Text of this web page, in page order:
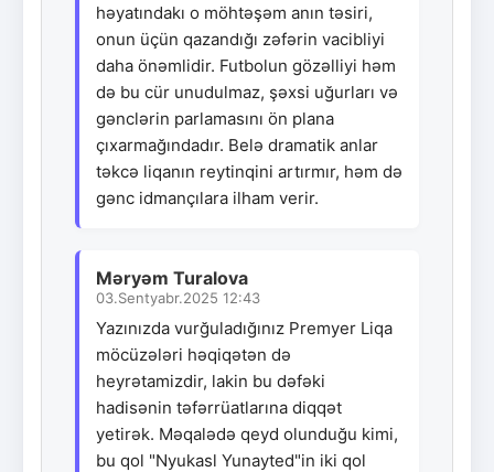
həyatındakı o möhtəşəm anın təsiri,
onun üçün qazandığı zəfərin vacibliyi
daha önəmlidir. Futbolun gözəlliyi həm
də bu cür unudulmaz, şəxsi uğurları və
gənclərin parlamasını ön plana
çıxarmağındadır. Belə dramatik anlar
təkcə liqanın reytinqini artırmır, həm də
gənc idmançılara ilham verir.
Məryəm Turalova
03.Sentyabr.2025 12:43
Yazınızda vurğuladığınız Premyer Liqa
möcüzələri həqiqətən də
heyrətamizdir, lakin bu dəfəki
hadisənin təfərrüatlarına diqqət
yetirək. Məqalədə qeyd olunduğu kimi,
bu qol "Nyukasl Yunayted"in iki qol